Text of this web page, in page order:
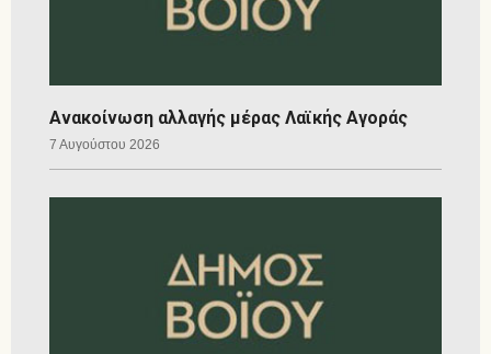
Ανακοίνωση αλλαγής μέρας Λαϊκής Αγοράς
7 Αυγούστου 2026